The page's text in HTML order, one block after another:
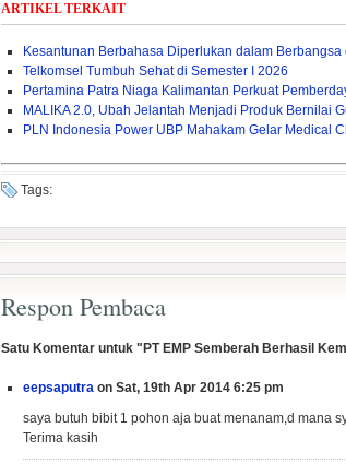
ARTIKEL TERKAIT
Kesantunan Berbahasa Diperlukan dalam
Telkomsel Tumbuh Sehat di Semester I 2026
Pertamina Patra Niaga Kalimantan Perkuat
MALIKA 2.0, Ubah Jelantah Menjadi Produk Bernilai
PLN Indonesia Power UBP Mahakam Gelar Medical
Tags:
Respon Pembaca
Satu Komentar untuk "PT EMP Semberah Berhasil
eepsaputra on Sat, 19th Apr 2014 6:25 pm
saya butuh bibit 1 pohon aja buat menanam,d mana
Terima kasih